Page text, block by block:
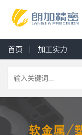
首页 加工实力